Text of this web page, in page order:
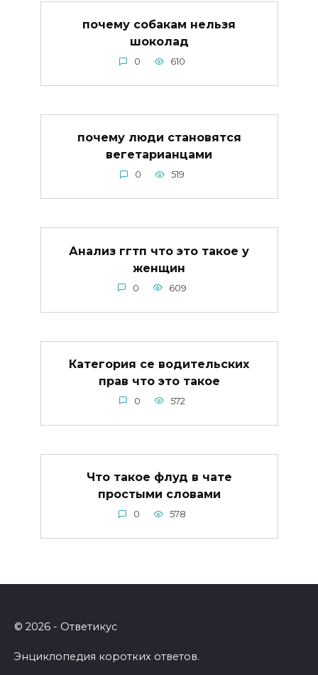
почему собакам нельзя
шоколад
0 610
почему люди становятся
вегетарианцами
0 519
Анализ ггтп что это такое у
женщин
0 609
Категория се водительских
прав что это такое
0 572
Что такое флуд в чате
простыми словами
0 578
© 2026 - Ответикус
Энциклопедия коротких ответов.